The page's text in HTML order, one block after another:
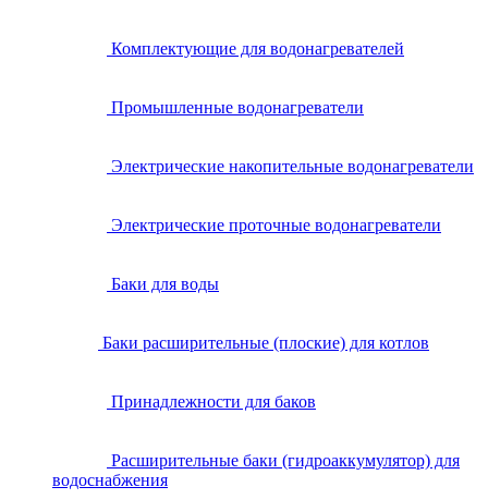
Комплектующие для водонагревателей
Промышленные водонагреватели
Электрические накопительные водонагреватели
Электрические проточные водонагреватели
Баки для воды
Баки расширительные (плоские) для котлов
Принадлежности для баков
Расширительные баки (гидроаккумулятор) для
водоснабжения